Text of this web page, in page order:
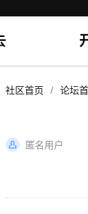
社区首页 / 论坛
匿名用户